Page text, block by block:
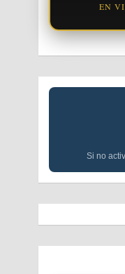
EN
Si no